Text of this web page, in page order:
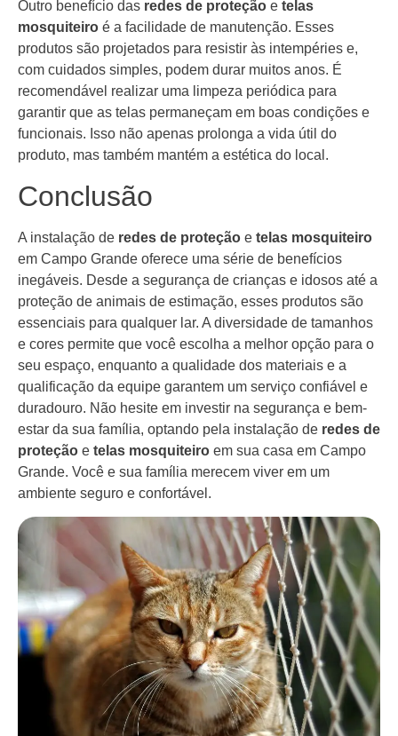
Outro benefício das redes de proteção e telas
mosquiteiro é a facilidade de manutenção. Esses
produtos são projetados para resistir às intempéries e,
com cuidados simples, podem durar muitos anos. É
recomendável realizar uma limpeza periódica para
garantir que as telas permaneçam em boas condições e
funcionais. Isso não apenas prolonga a vida útil do
produto, mas também mantém a estética do local.
Conclusão
A instalação de redes de proteção e telas mosquiteiro
em Campo Grande oferece uma série de benefícios
inegáveis. Desde a segurança de crianças e idosos até a
proteção de animais de estimação, esses produtos são
essenciais para qualquer lar. A diversidade de tamanhos
e cores permite que você escolha a melhor opção para o
seu espaço, enquanto a qualidade dos materiais e a
qualificação da equipe garantem um serviço confiável e
duradouro. Não hesite em investir na segurança e bem-
estar da sua família, optando pela instalação de redes de
proteção e telas mosquiteiro em sua casa em Campo
Grande. Você e sua família merecem viver em um
ambiente seguro e confortável.